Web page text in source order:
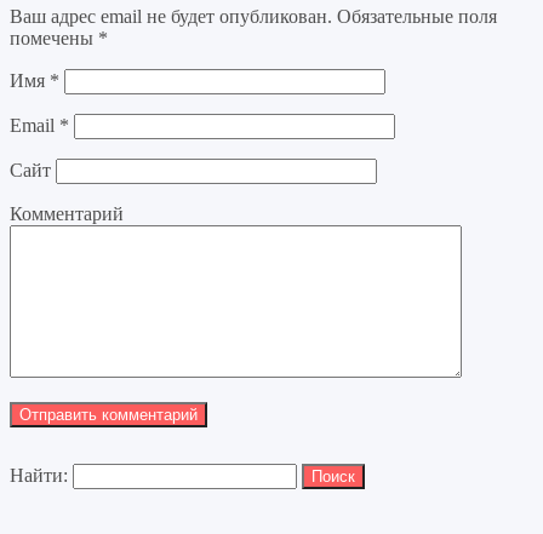
Ваш адрес email не будет опубликован. Обязательные поля
помечены *
Имя *
Email *
Сайт
Комментарий
Найти: